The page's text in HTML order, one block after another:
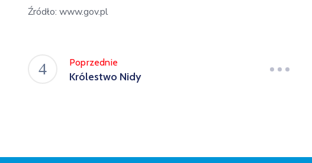
Źródło: www.gov.pl
Poprzednie
Królestwo Nidy